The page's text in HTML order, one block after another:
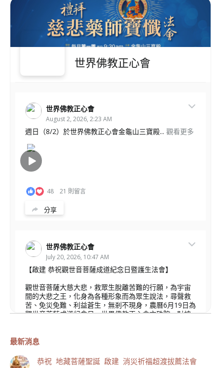
世界佛教正心會
世界佛教正心會
August 2, 2026, 2:23 AM
週日（8/2）於世界佛教正心會金龜山三寶殿... 觀看更多
48 21 則留言
分享
世界佛教正心會
July 20, 2026, 10:47 AM
【啟建 恭祝觀世音菩薩成道紀念日暨護生法會】
觀世音菩薩大慈大悲，救眾生脫離苦難的行願，為宇宙
間的大悲之王，化身為各種形象而為眾生說法，尋聲救
苦、免災免難、利益蒼生，無剎不現身，農曆6月19日為
觀世音菩薩成道紀念日，世界佛教正心會文殊院、財神
最新消息
恭祝 地藏菩薩聖誕 啟建 消災祈福超渡拔薦法會